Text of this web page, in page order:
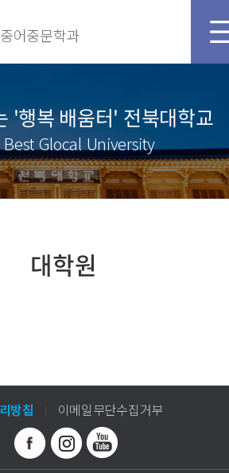
중어중문학과
'행복 배움터' 전북대학교
Glocal University
대학원
방침 이메일무단수집거부